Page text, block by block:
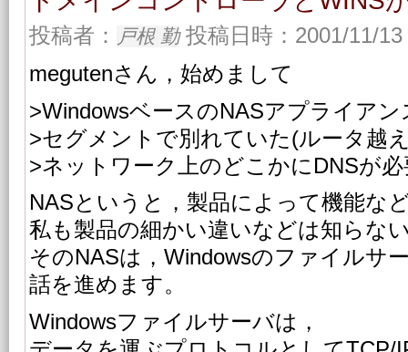
投稿者： 戸根 勤投稿日時：2001/11/13
megutenさん，始めまして
>WindowsベースのNASアプライア
>セグメントで別れていた(ルータ越
>ネットワーク上のどこかにDNSが
NASというと，製品によって機能な
私も製品の細かい違いなどは知らな
そのNASは，Windowsのファイルサ
話を進めます。
Windowsファイルサーバは，